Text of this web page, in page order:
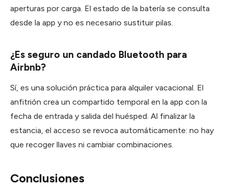
aperturas por carga. El estado de la batería se consulta
desde la app y no es necesario sustituir pilas.
¿Es seguro un candado Bluetooth para
Airbnb?
Sí, es una solución práctica para alquiler vacacional. El
anfitrión crea un compartido temporal en la app con la
fecha de entrada y salida del huésped. Al finalizar la
estancia, el acceso se revoca automáticamente: no hay
que recoger llaves ni cambiar combinaciones.
Conclusiones